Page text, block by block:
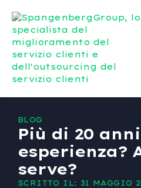
BLOG
Più di 20
esperienza?
serve?
SCRITTO IL: 31 MAGGIO